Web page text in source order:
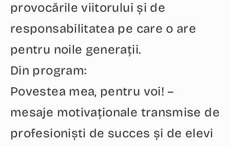
provocările viitorului și de
responsabilitatea pe care o are
pentru noile generații.
Din program:
Povestea mea, pentru voi! –
mesaje motivaționale transmise de
profesioniști de succes și de elevi